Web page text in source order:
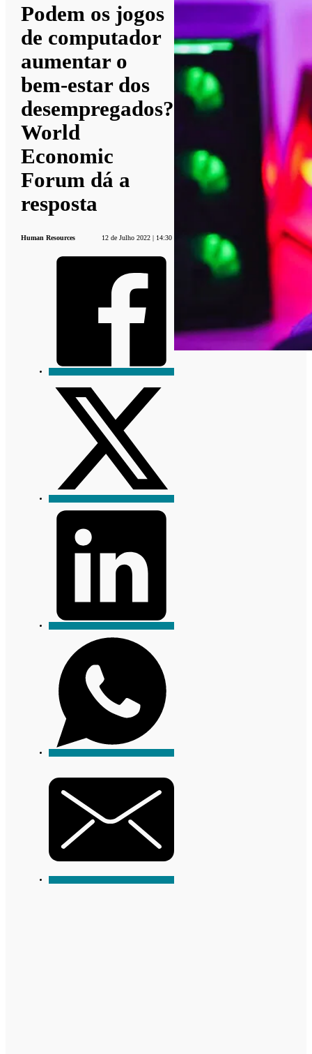
Podem os jogos
de computador
aumentar o
bem-estar dos
desempregados?
World
Economic
Forum dá a
resposta
Human Resources 12 de Julho 2022 | 14:30